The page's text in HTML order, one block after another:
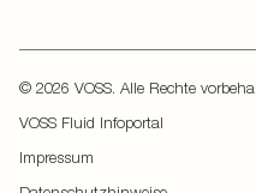
© 2026 VOSS. Alle Rechte
VOSS Fluid Infoportal
Impressum